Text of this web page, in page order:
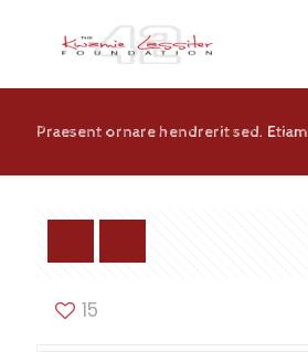
Praesent ornare hendrerit sed.
15